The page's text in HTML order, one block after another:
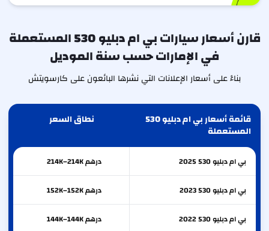
قارن أسعار سيارات بي ام دبليو 530 المستعملة
في الإمارات حسب سنة الموديل
بناءً على أسعار الإعلانات التي نشرها البائعون على كارسويتش
قائمة أسعار بي ام دبليو 530
المستعملة
نطاق السعر
بي ام دبليو530
2025 درهم 214K–214K
بي ام دبليو530
2023 درهم 152K–152K
بي ام دبليو530
2022 درهم 144K–144K